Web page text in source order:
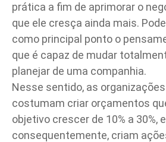
prática a fim de aprimorar o
que ele cresça ainda mais.
como principal ponto o
que é capaz de mudar
planejar de uma companhia.
Nesse sentido, as
costumam criar orçamentos
objetivo crescer de 10% a 30%,
consequentemente, criam